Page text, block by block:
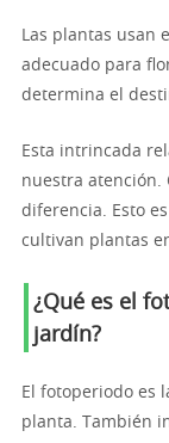
Las plantas usan
adecuado para
determina el
Esta intrincada
nuestra atención.
diferencia. Esto
cultivan plantas
¿Qué es el
jardín?
El fotoperiodo es
planta. También